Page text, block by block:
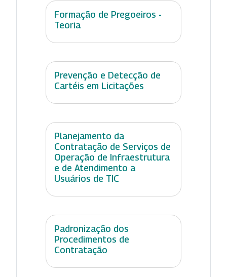
Formação de Pregoeiros -
Teoria
Prevenção e Detecção de
Cartéis em Licitações
Planejamento da
Contratação de Serviços de
Operação de Infraestrutura
e de Atendimento a
Usuários de TIC
Padronização dos
Procedimentos de
Contratação